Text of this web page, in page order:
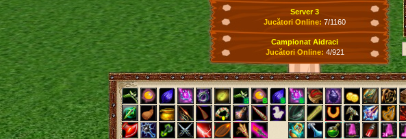
Server 3
Jucători Online: 7/1160
Campionat Aidraci
Jucători Online: 4/921